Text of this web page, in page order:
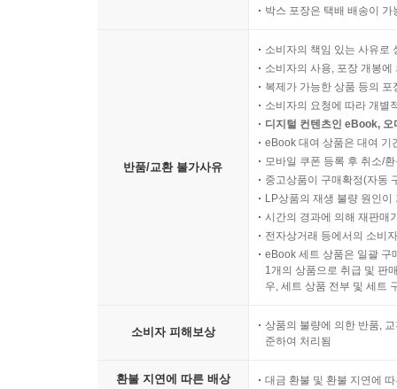
박스 포장은 택배 배송이
반품/교환 불가사유
소비자의 책임 있는 사유로
소비자의 사용, 포장 개봉
복제가 가능한 상품 등의
소비자의 요청에 따라 개별
디지털 컨텐츠인 eBook,
eBook 대여 상품은 대여 기
모바일 쿠폰 등록 후 취소/
중고상품이 구매확정(자동
LP상품의 재생 불량 원인
시간의 경과에 의해 재판매
전자상거래 등에서의 소비
eBook 세트 상품은 일괄 구
1개의 상품으로 취급 및 판
우, 세트 상품 전부 및 세트
소비자 피해보상
상품의 불량에 의한 반품,
준하여 처리됨
환불 지연에 따른 배상 대금 환불 및 환불 지연에